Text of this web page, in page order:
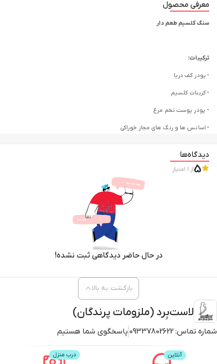
معرفی محصول
سنگ کلسیم طعم دار
ترکیبات:
- پودر کف دریا
-کربنات کلسیم
- پودر پوست تخم مرغ
- اسانس ها و رنگ های مجاز خوراکی
در ترکیبات این محصول فقد از محصولات ارگانیک و طبیعی استفاده شده است.
مرکبات و میوه‌های طبیعی بدست می‌آید و یا از اسانس های خوراکی استفاده شده
رنگ:
سلامت هستند و قالبا از آنها در شیرینی پزی ها استفاده میشود استفاده شده
دیدگاه‌ها
5از 1 امتیاز
در حال حاضر دیدگاهی ثبت نشده!
لاست‌بِرد (ملزومات پرندگان)
شماره تماس: 09337802622 پاسخگوی شما هستیم
بازگشت به بالا